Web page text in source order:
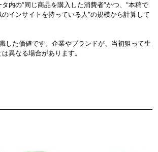
内の”同じ商品を購入した消費者”かつ、”本稿で
インサイトを持っている人”の規模から計算して
した価値です。企業やブランドが、当初狙って生
異なる場合があります。